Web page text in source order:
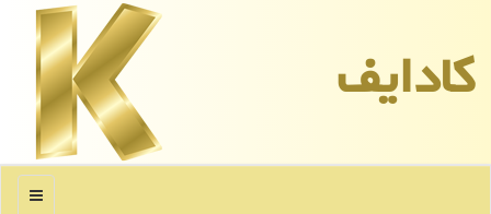
كادایف
منو